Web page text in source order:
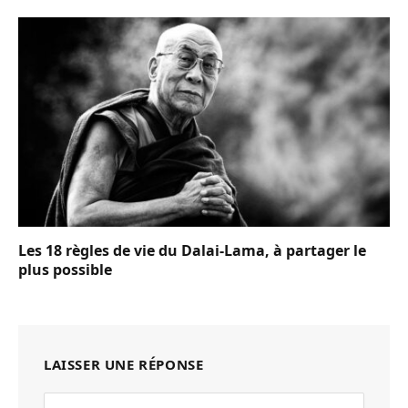
Les 18 règles de vie du Dalai-Lama, à partager le
plus possible
LAISSER UNE RÉPONSE